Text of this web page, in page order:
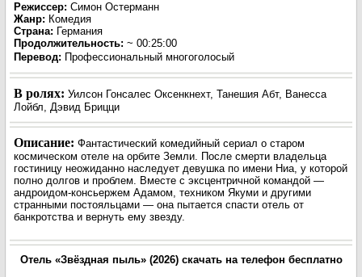
Режиссер: Симон Остерманн
Жанр: Комедия
Страна: Германия
Продолжительность: ~ 00:25:00
Перевод: Профессиональный многоголосый
В ролях: Уилсон Гонсалес Оксенкнехт, Танешия Абт, Ванесса
Лойбл, Дэвид Брицци
Описание: Фантастический комедийный сериал о старом
космическом отеле на орбите Земли. После смерти владельца
гостиницу неожиданно наследует девушка по имени Ниа, у которой
полно долгов и проблем. Вместе с эксцентричной командой —
андроидом-консьержем Адамом, техником Якуми и другими
странными постояльцами — она пытается спасти отель от
банкротства и вернуть ему звезду.
Отель «Звёздная пыль» (2026) скачать на телефон бесплатно